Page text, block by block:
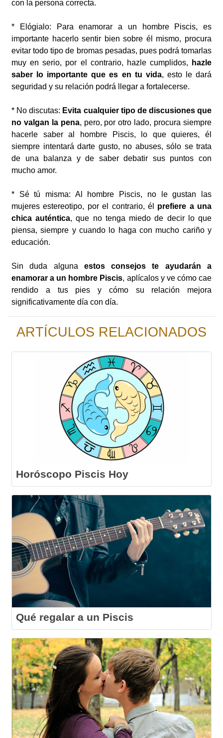
con la persona correcta.
* Elógialo: Para enamorar a un hombre Piscis, es
importante hacerlo sentir bien sobre él mismo, procura
evitar todo tipo de bromas pesadas, pues podrá tomarlas
muy en serio, por el contrario, hazle cumplidos,
hazle
saber lo importante que es en tu vida, esto le dará
seguridad y su relación podrá llegar a fortalecerse.
* No discutas: Evita cualquier tipo de discusiones que
no valgan la pena, pero, por otro lado, procura siempre
hacerle saber al hombre Piscis, lo que quieres, él
siempre intentará darte gusto, no abuses, sólo se trata
de una balanza y de saber debatir sus puntos con
mucho amor.
* Sé tú misma: Al hombre Piscis, no le gustan las
mujeres estereotipo, por el contrario, él prefiere a una
chica auténtica, que no tenga miedo de decir lo que
piensa, siempre y cuando lo haga con mucho cariño y
educación.
Sin duda alguna estos consejos te ayudarán a
enamorar a un hombre Piscis, aplícalos y ve cómo cae
rendido a tus pies y cómo su relación mejora
significativamente día con día.
ARTÍCULOS RELACIONADOS
Horóscopo Piscis Hoy
Qué regalar a un Piscis